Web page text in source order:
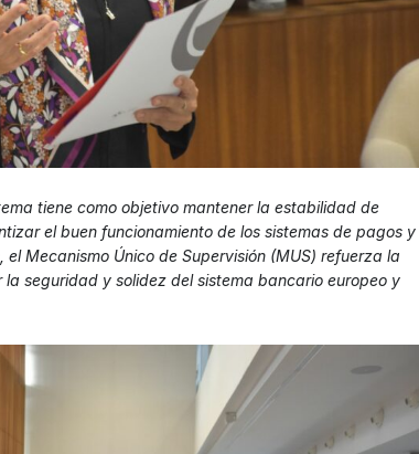
tiene como objetivo mantener la estabilidad de
el buen funcionamiento de los sistemas de pagos y
Mecanismo Único de Supervisión (MUS) refuerza la
seguridad y solidez del sistema bancario europeo y